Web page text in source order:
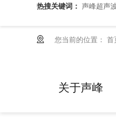
热搜关键词： 声峰超声
您当前的位置： 首
关于声峰